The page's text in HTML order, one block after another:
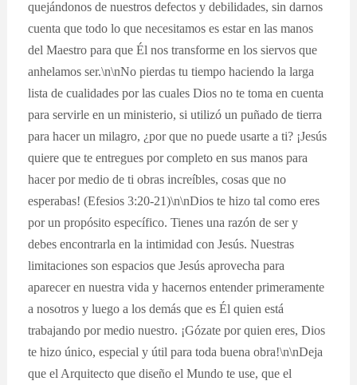
quejándonos de nuestros defectos y debilidades, sin darnos
cuenta que todo lo que necesitamos es estar en las manos
del Maestro para que Él nos transforme en los siervos que
anhelamos ser.\n\nNo pierdas tu tiempo haciendo la larga
lista de cualidades por las cuales Dios no te toma en cuenta
para servirle en un ministerio, si utilizó un puñado de tierra
para hacer un milagro, ¿por que no puede usarte a ti? ¡Jesús
quiere que te entregues por completo en sus manos para
hacer por medio de ti obras increíbles, cosas que no
esperabas! (Efesios 3:20-21)\n\nDios te hizo tal como eres
por un propósito específico. Tienes una razón de ser y
debes encontrarla en la intimidad con Jesús. Nuestras
limitaciones son espacios que Jesús aprovecha para
aparecer en nuestra vida y hacernos entender primeramente
a nosotros y luego a los demás que es Él quien está
trabajando por medio nuestro. ¡Gózate por quien eres, Dios
te hizo único, especial y útil para toda buena obra!\n\nDeja
que el Arquitecto que diseño el Mundo te use, que el